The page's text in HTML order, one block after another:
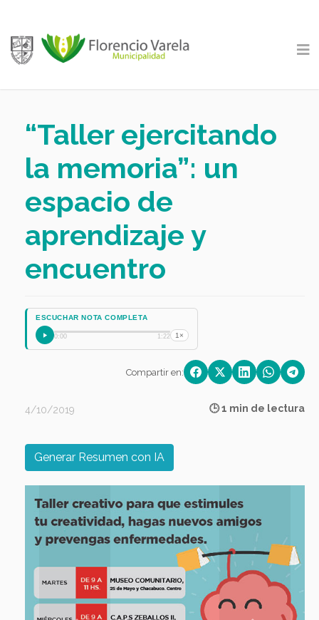
“Taller ejercitando
la memoria”: un
espacio de
aprendizaje y
encuentro
ESCUCHAR NOTA COMPLETA
0:00 1:22 1×
Compartir en:
4/10/2019 🕒 1 min de lectura
Generar Resumen con IA